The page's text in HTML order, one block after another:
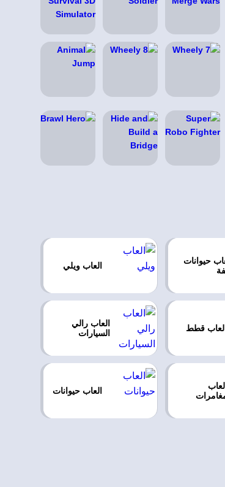
حيوانات
العاب ويلي
العاب قطط
العاب رالي
السيارات
العاب
العاب حيوانات